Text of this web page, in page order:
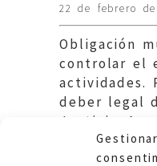
22 de febrero de
Obligación
controlar el
actividades.
deber legal
Justicia.
Jaraba.